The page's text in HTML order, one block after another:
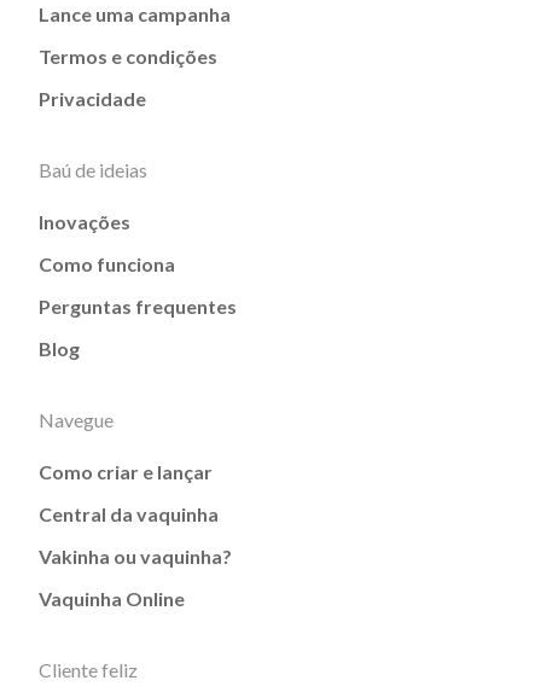
Lance uma campanha
Termos e condições
Privacidade
Baú de ideias
Inovações
Como funciona
Perguntas frequentes
Blog
Navegue
Como criar e lançar
Central da vaquinha
Vakinha ou vaquinha?
Vaquinha Online
Cliente feliz